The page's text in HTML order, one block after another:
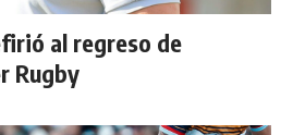
al regreso de
Rugby